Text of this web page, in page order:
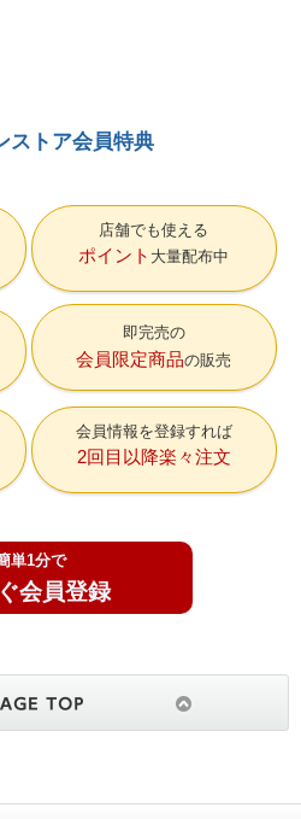
ストア会員特典
店舗でも使える
ポイント 大量配布中
即完売の
会員限定商品の販売
会員情報を登録すれば
2回目以降楽々注文
単1分で
会員登録